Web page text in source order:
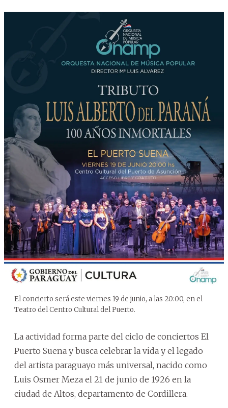
El concierto será este viernes 19 de junio, a las 20:00, en el
Teatro del Centro Cultural del Puerto.
La actividad forma parte del ciclo de conciertos El
Puerto Suena y busca celebrar la vida y el legado
del artista paraguayo más universal, nacido como
Luis Osmer Meza el 21 de junio de 1926 en la
ciudad de Altos, departamento de Cordillera.